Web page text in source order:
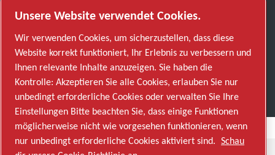
Technologien ermöglicht, die die Zukunft
verändern.
Besuchen Sie die Website der Atlas Copco Group
Teil der Atlas Copco Group
© 2026 Copyright. Alle Rechte vorbehalten.
Unsere Website verwendet Cookies.
Wir verwenden Cookies, um sicherzustellen, dass diese
Website korrekt funktioniert, Ihr Erlebnis zu verbessern und
Ihnen relevante Inhalte anzuzeigen. Sie haben die
Kontrolle: Akzeptieren Sie alle Cookies, erlauben Sie nur
unbedingt erforderliche Cookies oder verwalten Sie Ihre
Einstellungen Bitte beachten Sie, dass einige Funktionen
möglicherweise nicht wie vorgesehen funktionieren, wenn
nur unbedingt erforderliche Cookies aktiviert sind. Schau